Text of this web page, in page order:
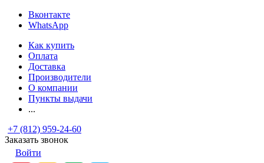
Вконтакте
WhatsApp
Как купить
Оплата
Доставка
Производители
О компании
Пункты выдачи
...
+7 (812) 959-24-60
Заказать звонок
Войти